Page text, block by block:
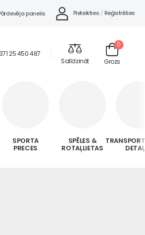
panelis Pieteikties / Reģistrēties
25 450 487
Salīdzināt
Grozs
0
SPORTA
PRECES
SPĒLES &
ROTAĻLIETAS